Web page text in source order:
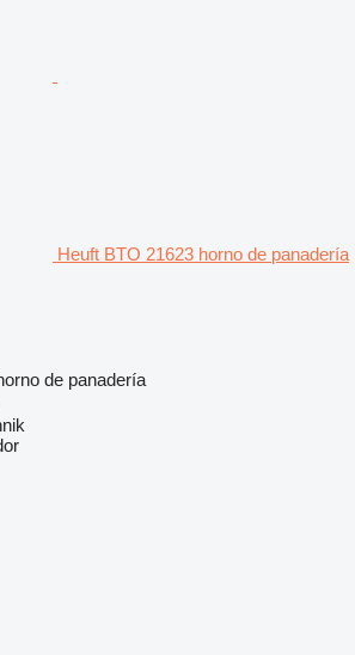
Heuft BTO 21623 horno de panadería
de panadería